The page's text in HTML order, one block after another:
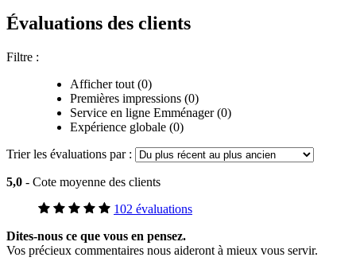
Évaluations des clients
Filtre :
Afficher tout (0)
Premières impressions (0)
Service en ligne Emménager (0)
Expérience globale (0)
Trier les évaluations par :
5,0 - Cote moyenne des clients
102 évaluations
Dites-nous ce que vous en pensez.
Vos précieux commentaires nous aideront à mieux vous servir.